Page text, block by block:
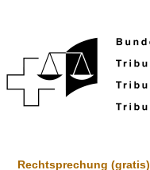
Rechtsprechung (gratis)